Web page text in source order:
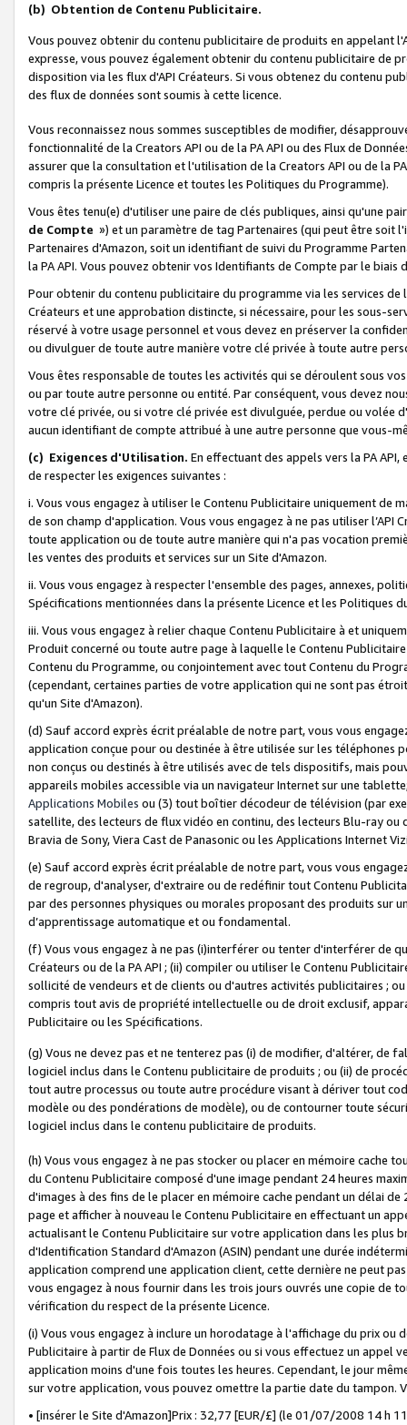
(b) Obtention de Contenu Publicitaire.
Vous pouvez obtenir du contenu publicitaire de produits en appelant
expresse, vous pouvez également obtenir du contenu publicitaire de
disposition via les flux d'API Créateurs. Si vous obtenez du contenu
des flux de données sont soumis à cette licence.
Vous reconnaissez nous sommes susceptibles de modifier,
fonctionnalité de la Creators API ou de la PA API ou des Flux de
assurer que la consultation et l'utilisation de la Creators API ou de la
compris la présente Licence et toutes les Politiques du Programme).
Vous êtes tenu(e) d'utiliser une paire de clés publiques, ainsi qu'une
de Compte ») et un paramètre de tag Partenaires (qui peut être soit
Partenaires d'Amazon, soit un identifiant de suivi du Programme
la PA API. Vous pouvez obtenir vos Identifiants de Compte par le biais
Pour obtenir du contenu publicitaire du programme via les services
Créateurs et une approbation distincte, si nécessaire, pour les sous-
réservé à votre usage personnel et vous devez en préserver la
ou divulguer de toute autre manière votre clé privée à toute autre
Vous êtes responsable de toutes les activités qui se déroulent sous
ou par toute autre personne ou entité. Par conséquent, vous devez
votre clé privée, ou si votre clé privée est divulguée, perdue ou volée
aucun identifiant de compte attribué à une autre personne que vous-
(c) Exigences d'Utilisation. En effectuant des appels vers la PA
de respecter les exigences suivantes :
i. Vous vous engagez à utiliser le Contenu Publicitaire uniquement de
de son champ d'application. Vous vous engagez à ne pas utiliser l’API
toute application ou de toute autre manière qui n'a pas vocation
les ventes des produits et services sur un Site d'Amazon.
ii. Vous vous engagez à respecter l'ensemble des pages, annexes,
Spécifications mentionnées dans la présente Licence et les Politiques
iii. Vous vous engagez à relier chaque Contenu Publicitaire à et
Produit concerné ou toute autre page à laquelle le Contenu
Contenu du Programme, ou conjointement avec tout Contenu du
(cependant, certaines parties de votre application qui ne sont pas
qu'un Site d'Amazon).
(d) Sauf accord exprès écrit préalable de notre part, vous vous
application conçue pour ou destinée à être utilisée sur les téléphones
non conçus ou destinés à être utilisés avec de tels dispositifs, mais
appareils mobiles accessible via un navigateur Internet sur une
Applications Mobiles ou (3) tout boîtier décodeur de télévision (par
satellite, des lecteurs de flux vidéo en continu, des lecteurs Blu-ray
Bravia de Sony, Viera Cast de Panasonic ou les Applications Internet
(e) Sauf accord exprès écrit préalable de notre part, vous vous
de regroup, d'analyser, d'extraire ou de redéfinir tout Contenu
par des personnes physiques ou morales proposant des produits sur
d’apprentissage automatique et ou fondamental.
(f) Vous vous engagez à ne pas (i)interférer ou tenter d'interférer de
Créateurs ou de la PA API ; (ii) compiler ou utiliser le Contenu
sollicité de vendeurs et de clients ou d'autres activités publicitaires ;
compris tout avis de propriété intellectuelle ou de droit exclusif,
Publicitaire ou les Spécifications.
(g) Vous ne devez pas et ne tenterez pas (i) de modifier, d'altérer, de
logiciel inclus dans le Contenu publicitaire de produits ; ou (ii) de
tout autre processus ou toute autre procédure visant à dériver tout
modèle ou des pondérations de modèle), ou de contourner toute
logiciel inclus dans le contenu publicitaire de produits.
(h) Vous vous engagez à ne pas stocker ou placer en mémoire cache
du Contenu Publicitaire composé d'une image pendant 24 heures
d'images à des fins de le placer en mémoire cache pendant un délai
page et afficher à nouveau le Contenu Publicitaire en effectuant un
actualisant le Contenu Publicitaire sur votre application dans les plus
d'Identification Standard d'Amazon (ASIN) pendant une durée
application comprend une application client, cette dernière ne peut
vous engagez à nous fournir dans les trois jours ouvrés une copie de
vérification du respect de la présente Licence.
(i) Vous vous engagez à inclure un horodatage à l'affichage du prix
Publicitaire à partir de Flux de Données ou si vous effectuez un appel
application moins d'une fois toutes les heures. Cependant, le jour
sur votre application, vous pouvez omettre la partie date du tampon.
• [insérer le Site d'Amazon]Prix : 32,77 [EUR/£] (le 01/07/2008 14 h